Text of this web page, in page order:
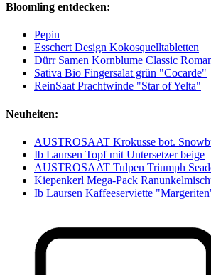
Bloomling entdecken:
Pepin
Esschert Design Kokosquelltabletten
Dürr Samen Kornblume Classic
Sativa Bio Fingersalat grün "Cocarde"
ReinSaat Prachtwinde "Star of Yelta"
Neuheiten:
AUSTROSAAT Krokusse bot.
Ib Laursen Topf mit Untersetzer beige
AUSTROSAAT Tulpen Triumph
Kiepenkerl Mega-Pack
Ib Laursen Kaffeeserviette